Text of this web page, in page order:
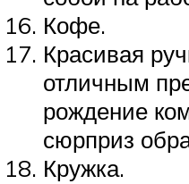
Кофе.
Красивая
отличным
рождение
сюрприз
Кружка.